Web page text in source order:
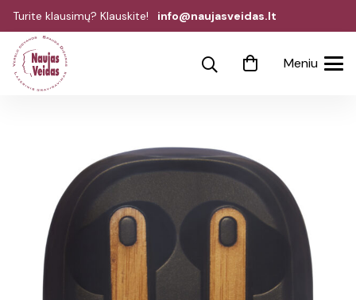
Turite klausimų? Klauskite! info@naujasveidas.lt
Meniu